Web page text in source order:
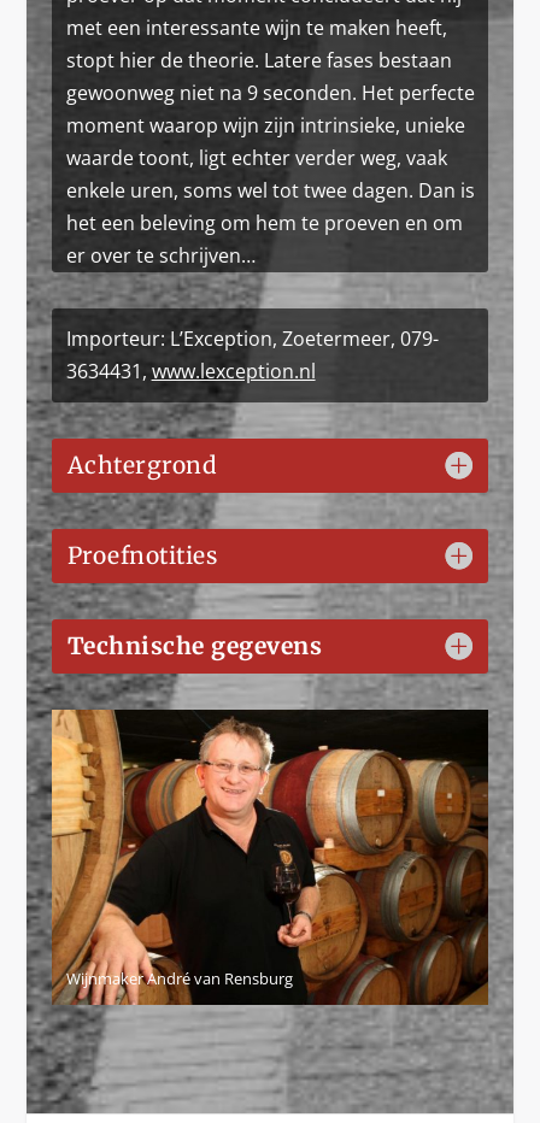
met een interessante wijn te maken heeft,
stopt hier de theorie. Latere fases bestaan
gewoonweg niet na 9 seconden. Het perfecte
moment waarop wijn zijn intrinsieke, unieke
waarde toont, ligt echter verder weg, vaak
enkele uren, soms wel tot twee dagen. Dan is
het een beleving om hem te proeven en om
er over te schrijven…
Importeur: L’Exception, Zoetermeer, 079-
3634431, www.lexception.nl
Achtergrond
Proefnotities
Technische gegevens
Wijnmaker André van Rensburg